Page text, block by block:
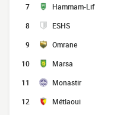
7 Hammam-Lif
8 ESHS
9 Omrane
10 Marsa
11 Monastir
12 Métlaoui